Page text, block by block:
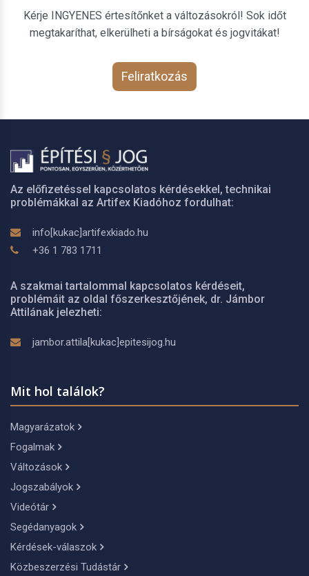
Kérje INGYENES értesítőnket a változásokról! Sok időt
megtakaríthat, elkerülheti a bírságokat és jogvitákat!
Feliratkozás
Az előfizetéssel kapcsolatos kérdésekkel, technikai
problémákkal az Artifex Kiadóhoz fordulhat:
info[kukac]artifexkiado.hu
+36 1 783 1711
A szakmai tartalommal kapcsolatos kérdéseit,
problémáit az oldal főszerkesztőjének, dr. Jámbor
Attilának jelezheti:
jambor.attila[kukac]epitesijog.hu
Mit hol találok?
Magyarázatok
Fogalmak
Változások
Jogszabályok
Videótár
Segédanyagok
Kérdések-válaszok
Közbeszerzési Tudástár